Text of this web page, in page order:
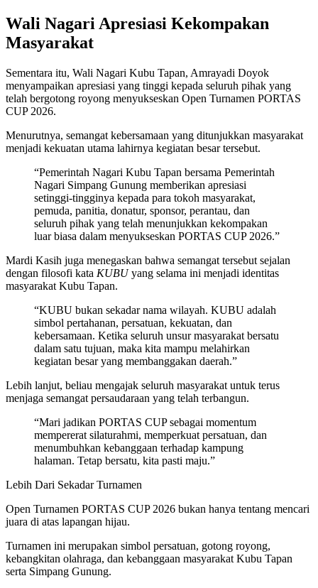
Wali Nagari Apresiasi Kekompakan
Masyarakat
Sementara itu, Wali Nagari Kubu Tapan, Amrayadi Doyok
menyampaikan apresiasi yang tinggi kepada seluruh pihak yang
telah bergotong royong menyukseskan Open Turnamen PORTAS
CUP 2026.
Menurutnya, semangat kebersamaan yang ditunjukkan masyarakat
menjadi kekuatan utama lahirnya kegiatan besar tersebut.
“Pemerintah Nagari Kubu Tapan bersama Pemerintah
Nagari Simpang Gunung memberikan apresiasi
setinggi-tingginya kepada para tokoh masyarakat,
pemuda, panitia, donatur, sponsor, perantau, dan
seluruh pihak yang telah menunjukkan kekompakan
luar biasa dalam menyukseskan PORTAS CUP 2026.”
Mardi Kasih juga menegaskan bahwa semangat tersebut sejalan
dengan filosofi kata KUBUyang selama ini menjadi identitas
masyarakat Kubu Tapan.
“KUBU bukan sekadar nama wilayah. KUBU adalah
simbol pertahanan, persatuan, kekuatan, dan
kebersamaan. Ketika seluruh unsur masyarakat bersatu
dalam satu tujuan, maka kita mampu melahirkan
kegiatan besar yang membanggakan daerah.”
Lebih lanjut, beliau mengajak seluruh masyarakat untuk terus
menjaga semangat persaudaraan yang telah terbangun.
“Mari jadikan PORTAS CUP sebagai momentum
mempererat silaturahmi, memperkuat persatuan, dan
menumbuhkan kebanggaan terhadap kampung
halaman. Tetap bersatu, kita pasti maju.”
Lebih Dari Sekadar Turnamen
Open Turnamen PORTAS CUP 2026 bukan hanya tentang mencari
juara di atas lapangan hijau.
Turnamen ini merupakan simbol persatuan, gotong royong,
kebangkitan olahraga, dan kebanggaan masyarakat Kubu Tapan
serta Simpang Gunung.